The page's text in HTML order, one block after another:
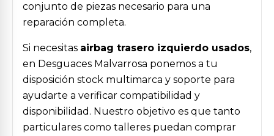
conjunto de piezas necesario para una
reparación completa.
Si necesitas airbag trasero izquierdo usados,
en Desguaces Malvarrosa ponemos a tu
disposición stock multimarca y soporte para
ayudarte a verificar compatibilidad y
disponibilidad. Nuestro objetivo es que tanto
particulares como talleres puedan comprar